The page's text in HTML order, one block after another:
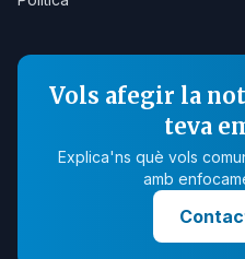
Vols afegir la
teva
Explica'ns què vols
amb